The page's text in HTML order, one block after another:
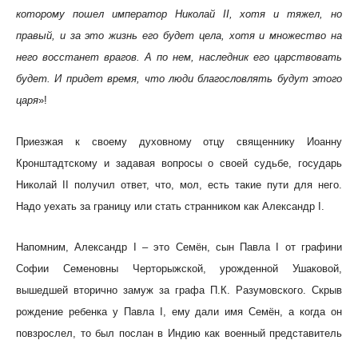
которому пошел император Николай II, хотя и тяжел, но
правый, и за это жизнь его будет цела, хотя и множество на
него восстанет врагов. А по нем, наследник его царствовать
будет. И придет время, что люди благословлять будут этого
царя»!
Приезжая к своему духовному отцу священнику Иоанну
Кронштадтскому и задавая вопросы о своей судьбе, государь
Николай II получил ответ, что, мол, есть такие пути для него.
Надо уехать за границу или стать странником как Александр I.
Напомним, Александр I – это Семён, сын Павла I от графини
Софии Семеновны Черторыжской, урожденной Ушаковой,
вышедшей вторично замуж за графа П.К. Разумовского. Скрыв
рождение ребенка у Павла I, ему дали имя Семён, а когда он
повзрослел, то был послан в Индию как военный представитель